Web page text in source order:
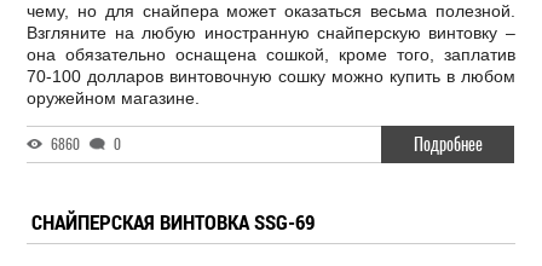
чему, но для снайпера может оказаться весьма полезной.
Взгляните на любую иностранную снайперскую винтовку –
она обязательно оснащена сошкой, кроме того, заплатив
70-100 долларов винтовочную сошку можно купить в любом
оружейном магазине.
6860 0 Подробнее
СНАЙПЕРСКАЯ ВИНТОВКА SSG-69